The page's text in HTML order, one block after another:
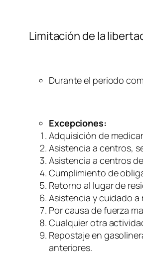
Limitación de la
Durante el periodo
Excepciones:
Adquisición de
Asistencia a centros,
Asistencia a centros
Cumplimiento de
Retorno al lugar de
Asistencia y cuidado
Por causa de fuerza
Cualquier otra
Repostaje en
anteriores.